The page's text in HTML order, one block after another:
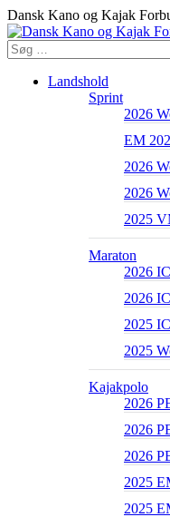
Skip
to
content
Dansk Kano og Kajak
Search:
Landshold
Sprint
2026
EM
2026
2026
2025
Maraton
2026
2026
2025
2025
Kajakpolo
2026
2026
2026
2025
2025